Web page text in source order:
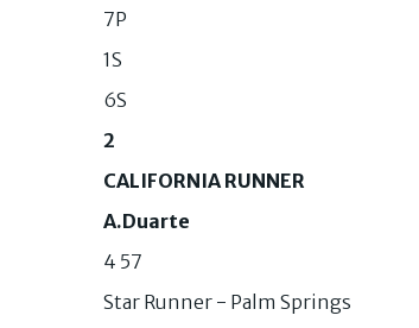
7P
1S
6S
2
CALIFORNIA RUNNER
A.Duarte
4 57
Star Runner - Palm Springs